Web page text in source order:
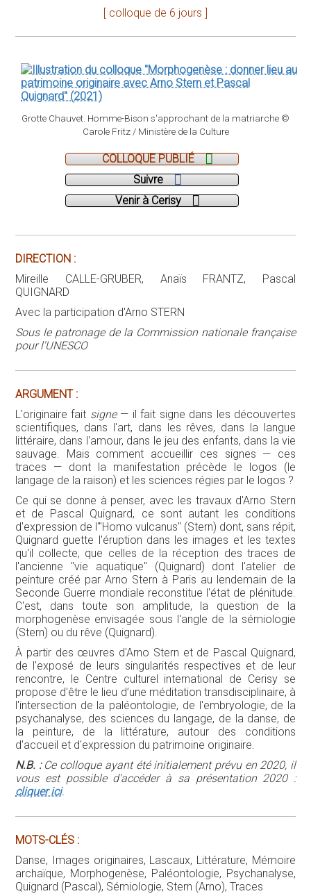
[ colloque de 6 jours ]
Grotte Chauvet. Homme-Bison s'approchant de la matriarche ©
Carole Fritz / Ministère de la Culture
COLLOQUE PUBLIÉ
Suivre
Venir à Cerisy
DIRECTION :
Mireille CALLE-GRUBER, Anaïs FRANTZ, Pascal
QUIGNARD
Avec la participation d'Arno STERN
Sous le patronage de la Commission nationale française
pour l'UNESCO
ARGUMENT :
L'originaire fait signe— il fait signe dans les découvertes
scientifiques, dans l'art, dans les rêves, dans la langue
littéraire, dans l'amour, dans le jeu des enfants, dans la vie
sauvage. Mais comment accueillir ces signes — ces
traces — dont la manifestation précède le logos (le
langage de la raison) et les sciences régies par le logos ?
Ce qui se donne à penser, avec les travaux d'Arno Stern
et de Pascal Quignard, ce sont autant les conditions
d'expression de l'"Homo vulcanus" (Stern) dont, sans répit,
Quignard guette l'éruption dans les images et les textes
qu'il collecte, que celles de la réception des traces de
l'ancienne "vie aquatique" (Quignard) dont l'atelier de
peinture créé par Arno Stern à Paris au lendemain de la
Seconde Guerre mondiale reconstitue l'état de plénitude.
C'est, dans toute son amplitude, la question de la
morphogenèse envisagée sous l'angle de la sémiologie
(Stern) ou du rêve (Quignard).
À partir des œuvres d'Arno Stern et de Pascal Quignard,
de l'exposé de leurs singularités respectives et de leur
rencontre, le Centre culturel international de Cerisy se
propose d'être le lieu d’une méditation transdisciplinaire, à
l'intersection de la paléontologie, de l'embryologie, de la
psychanalyse, des sciences du langage, de la danse, de
la peinture, de la littérature, autour des conditions
d'accueil et d'expression du patrimoine originaire.
N.B. :Ce colloque ayant été initialement prévu en 2020, il
vous est possible d'accéder à sa présentation 2020 :
cliquer ici.
MOTS-CLÉS :
Danse, Images originaires, Lascaux, Littérature, Mémoire
archaïque, Morphogenèse, Paléontologie, Psychanalyse,
Quignard (Pascal), Sémiologie, Stern (Arno), Traces